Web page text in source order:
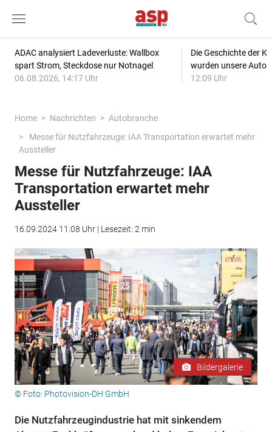
ADAC analysiert Ladeverluste: Wallbox
spart Strom, Steckdose nur Notnagel
06.08.2026, 14:17 Uhr
Die Geschichte der
wurden unsere
12:09 Uhr
Home Nachrichten
Autobranche
Messe für Nutzfahrzeuge: IAA Transportation erwartet mehr
Aussteller
Messe für Nutzfahrzeuge: IAA
Transportation erwartet mehr
Aussteller
16.09.2024 11:08 Uhr | Lesezeit: 2 min
Bildergalerie
© Foto: Photovision-DH GmbH
Die Nutzfahrzeugindustrie hat mit sinkendem